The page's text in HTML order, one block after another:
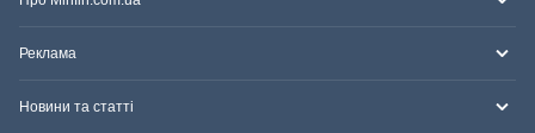
Реклама
Новини та статті